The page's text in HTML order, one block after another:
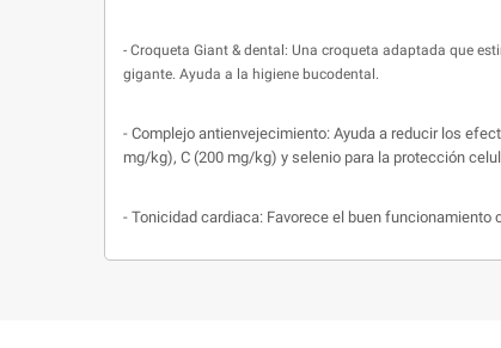
- Croqueta Giant & dental: Una croqueta adaptada que
gigante. Ayuda a la higiene bucodental.
- Complejo antienvejecimiento: Ayuda a reducir los
mg/kg), C (200 mg/kg) y selenio para la protección
- Tonicidad cardiaca: Favorece el buen